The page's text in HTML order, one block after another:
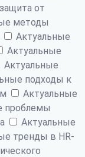
от
методы
Актуальные
Актуальные
Актуальные
подходы к
Актуальные
проблемы
Актуальные
тренды в HR-